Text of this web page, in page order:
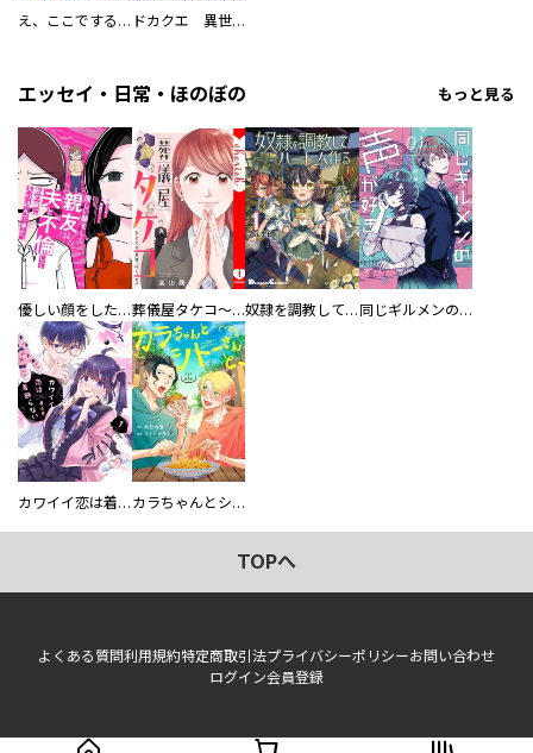
え、ここでするの？ アイドルのファンが知らない日常 ドカクエ 異世界ドカコッククエスト
エッセイ・日常・ほのぼの もっと見る
優しい顔をした親友は、夫と不倫して私の家に入り込んできた。 葬儀屋タケコ～あなたの最期、叶えます【電子単行本版】 奴隷を調教してハーレム作る 同じギルメンの声が好き
カワイイ恋は着飾らない カラちゃんとシトーさんと、 【分冊版】
TOPへ
よくある質問利用規約特定商取引法プライバシーポリシーお問い合わせ
ログイン会員登録